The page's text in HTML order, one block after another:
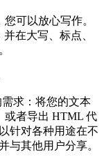
可以放心写作。
在大写、标点、
求：将您的文本
或者导出 HTML 代
针对各种用途在不
与其他用户分享。